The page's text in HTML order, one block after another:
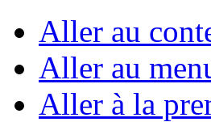
Aller au
Aller au
Aller à la